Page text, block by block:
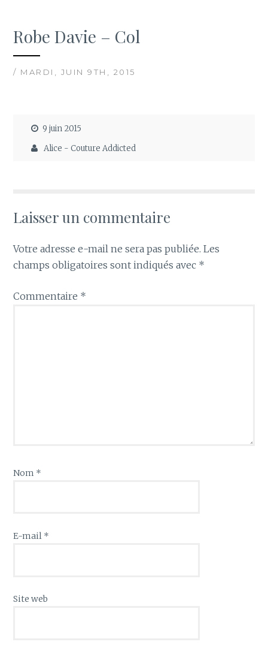
Robe Davie – Col
/ MARDI, JUIN 9TH, 2015
9 juin 2015
Alice - Couture Addicted
Laisser un commentaire
Votre adresse e-mail ne sera pas publiée. Les
champs obligatoires sont indiqués avec *
Commentaire *
Nom *
E-mail *
Site web